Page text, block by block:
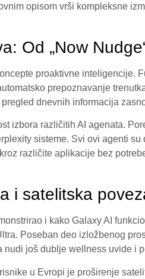
opisom vrši kompleksne
Od „Now
proaktivne inteligencije.
prepoznavanje
dnevnih informacija
izbora različitih AI agenata.
sisteme. Svi ovi agenti
različite aplikacije bez
i satelitska
i kako Galaxy AI
Poseban deo izložbenog
nudi još dublje wellness uvide i
u Evropi je proširenje